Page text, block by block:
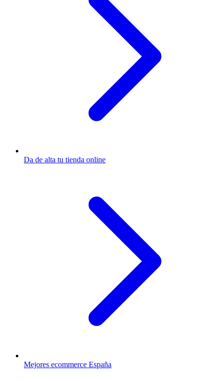
Da de alta tu tienda online
Mejores ecommerce España